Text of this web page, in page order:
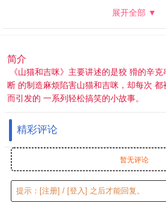
展开全部 ▼
简介
《山猫和吉咪》主要讲述的是狡 猾的辛
断 的制造麻烦陷害山猫和吉咪，却每次
而引发的 一系列轻松搞笑的小故事。
精彩评论
暂无评论
提示： [注册] / [登入] 之后才能回复。